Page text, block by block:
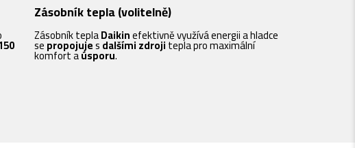
Zásobník tepla (volitelně)
Zásobník teplaDaikinefektivně využívá energii a hladce
sepropojujesdalšími zdrojitepla pro maximální
komfort aúsporu.